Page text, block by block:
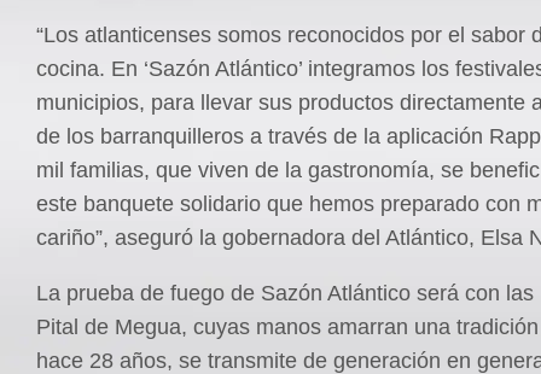
“Los atlanticenses somos reconocidos por el sabor
cocina. En ‘Sazón Atlántico’ integramos los
municipios, para llevar sus productos directamente
de los barranquilleros a través de la aplicación
mil familias, que viven de la gastronomía, se
este banquete solidario que hemos preparado con
cariño”, aseguró la gobernadora del Atlántico, Elsa
La prueba de fuego de Sazón Atlántico será con
Pital de Megua, cuyas manos amarran una
hace 28 años, se transmite de generación en